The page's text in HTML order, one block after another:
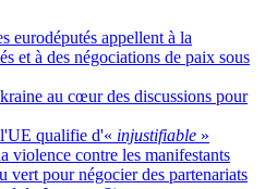
eurodéputés appellent à la
et à des négociations de paix sous
au cœur des discussions pour
qualifie d'« injustifiable »
violence contre les manifestants
vert pour négocier des partenariats